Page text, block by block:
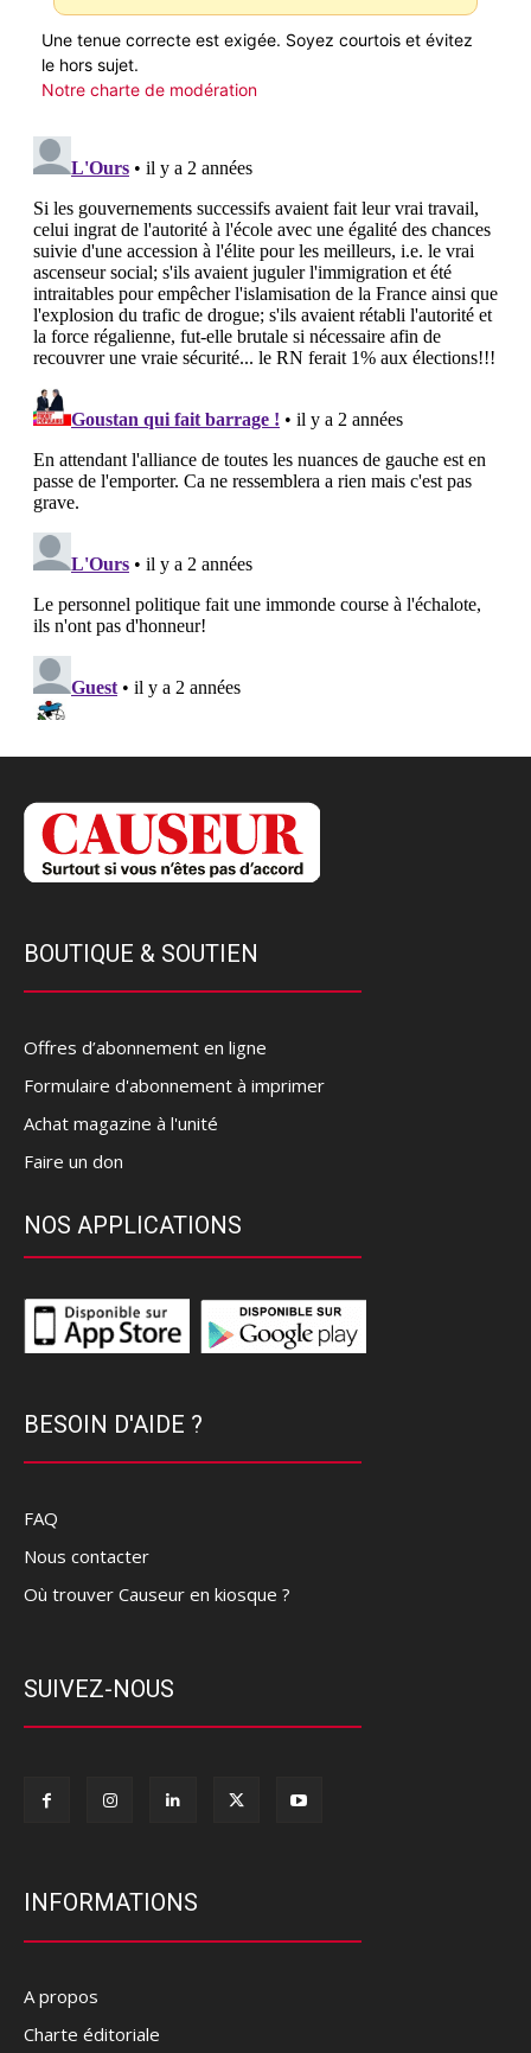
Une tenue correcte est exigée. Soyez courtois et évitez
le hors sujet.
Notre charte de modération
BOUTIQUE & SOUTIEN
Offres d’abonnement en ligne
Formulaire d'abonnement à imprimer
Achat magazine à l'unité
Faire un don
NOS APPLICATIONS
BESOIN D'AIDE ?
FAQ
Nous contacter
Où trouver Causeur en kiosque ?
SUIVEZ-NOUS
INFORMATIONS
A propos
Charte éditoriale